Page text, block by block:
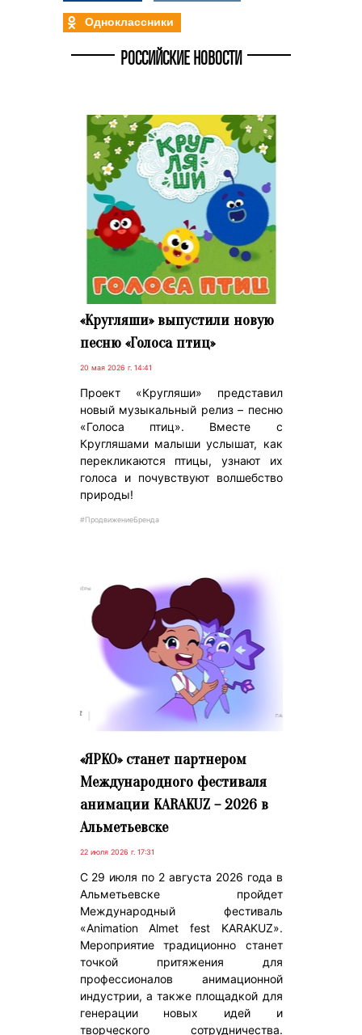
Одноклассники
РОССИЙСКИЕ НОВОСТИ
«Кругляши» выпустили новую
песню «Голоса птиц»
20 мая 2026 г. 14:41
Проект «Кругляши» представил
новый музыкальный релиз – песню
«Голоса птиц». Вместе с
Кругляшами малыши услышат, как
перекликаются птицы, узнают их
голоса и почувствуют волшебство
природы!
#ПродвижениеБренда
«ЯРКО» станет партнером
Международного фестиваля
анимации KARAKUZ – 2026 в
Альметьевске
22 июля 2026 г. 17:31
С 29 июля по 2 августа 2026 года в
Альметьевске пройдет
Международный фестиваль
«Animation Almet fest KARAKUZ».
Мероприятие традиционно станет
точкой притяжения для
профессионалов анимационной
индустрии, а также площадкой для
генерации новых идей и
творческого сотрудничества.